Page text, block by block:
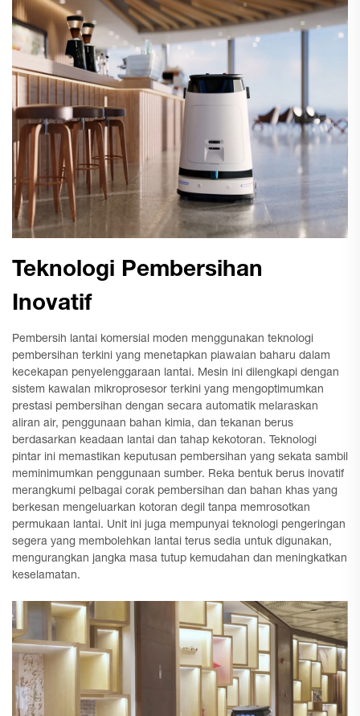
Teknologi Pembersihan
Inovatif
Pembersih lantai komersial moden menggunakan teknologi
pembersihan terkini yang menetapkan piawaian baharu dalam
kecekapan penyelenggaraan lantai. Mesin ini dilengkapi dengan
sistem kawalan mikroprosesor terkini yang mengoptimumkan
prestasi pembersihan dengan secara automatik melaraskan
aliran air, penggunaan bahan kimia, dan tekanan berus
berdasarkan keadaan lantai dan tahap kekotoran. Teknologi
pintar ini memastikan keputusan pembersihan yang sekata sambil
meminimumkan penggunaan sumber. Reka bentuk berus inovatif
merangkumi pelbagai corak pembersihan dan bahan khas yang
berkesan mengeluarkan kotoran degil tanpa memrosotkan
permukaan lantai. Unit ini juga mempunyai teknologi pengeringan
segera yang membolehkan lantai terus sedia untuk digunakan,
mengurangkan jangka masa tutup kemudahan dan meningkatkan
keselamatan.